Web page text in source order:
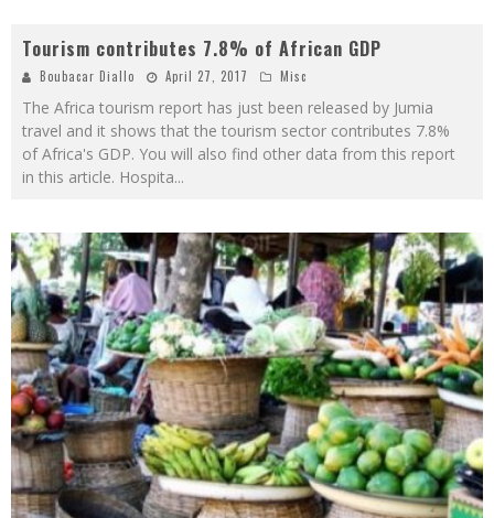
Tourism contributes 7.8% of African GDP
Boubacar Diallo April 27, 2017 Misc
The Africa tourism report has just been released by Jumia
travel and it shows that the tourism sector contributes 7.8%
of Africa's GDP. You will also find other data from this report
in this article. Hospita...